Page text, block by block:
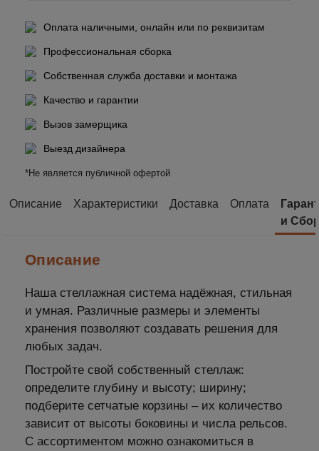
Оплата наличными, онлайн или по реквизитам
Профессиональная сборка
Собственная служба доставки и монтажа
Качество и гарантии
Вызов замерщика
Выезд дизайнера
*Не является публичной офертой
Описание Характеристики Доставка Оплата
и
Описание
Наша стеллажная система надёжная, стильная
и умная. Различные размеры и элементы
хранения позволяют создавать решения для
любых задач.
Постройте свой собственный стеллаж:
определите глубину и высоту; ширину;
подберите сетчатые корзины – их количество
зависит от высоты боковины и числа рельсов.
С ассортиментом можно ознакомиться в